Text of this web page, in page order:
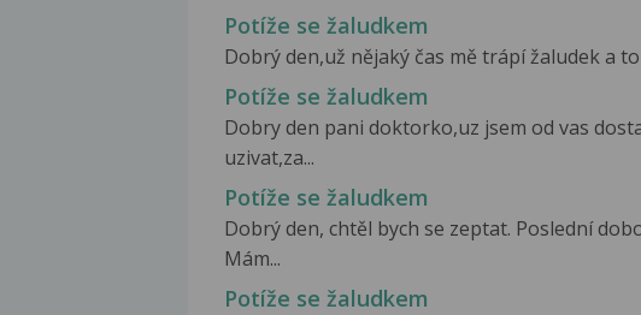
Potíže se žaludkem
Dobrý den,už nějaký čas mě trápí žaludek a
Potíže se žaludkem
Dobry den pani doktorko,uz jsem od vas
uzivat,za...
Potíže se žaludkem
Dobrý den, chtěl bych se zeptat. Poslední
Mám...
Potíže se žaludkem